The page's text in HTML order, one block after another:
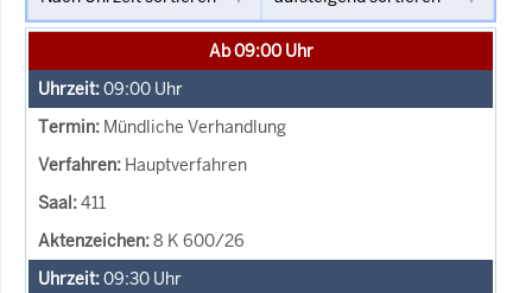
Ab 09:00 Uhr
09:00 Uhr
Mündliche Verhandlung
Hauptverfahren
411
8 K 600/26
09:30 Uhr